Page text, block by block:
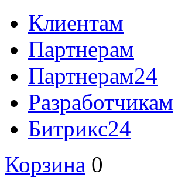
Клиентам
Партнерам
Партнерам24
Разработчикам
Битрикс24
Корзина 0